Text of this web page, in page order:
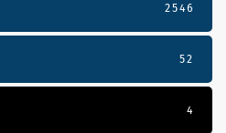
2546
52
4